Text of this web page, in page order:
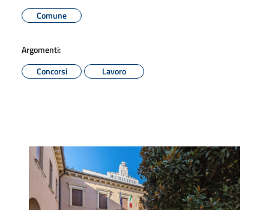
Comune
Argomenti:
Concorsi
Lavoro